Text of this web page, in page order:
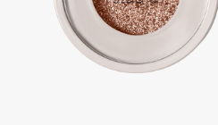
444